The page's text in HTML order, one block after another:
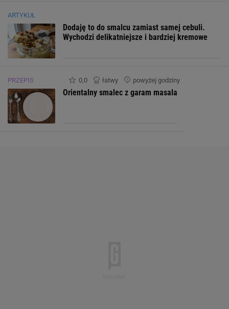
Fosfor 0.0 mg
Jod
Magnez 0.0 mg
Miedź
ARTYKUŁ
Dodaję to do smalcu zamiast samej cebuli.
Wychodzi delikatniejsze i bardziej kremowe
PRZEPIS 0,0 łatwy powyżej godziny
Orientalny smalec z garam masala